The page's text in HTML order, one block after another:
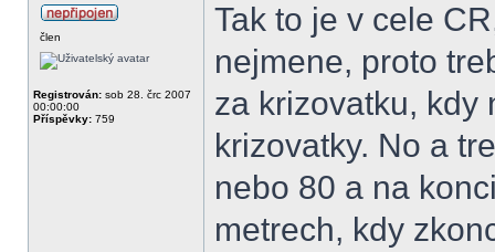
člen
Registrován: sob 28. črc 2007
00:00:00
Příspěvky: 759
Tak to je v cele
nejmene, proto
za krizovatku, kdy
krizovatky. No a
nebo 80 a na
metrech, kdy